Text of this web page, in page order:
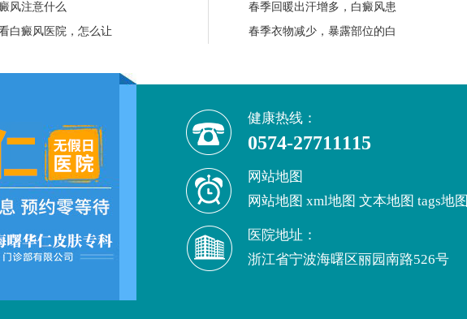
风注意什么
白癜风医院，怎么让
春季回暖出汗增多，白癜风患
春季衣物减少，暴露部位的白
健康热线：
0574-27711115
网站地图
网站地图 xml地图 文本地图 tags地图
医院地址：
浙江省宁波海曙区丽园南路526号